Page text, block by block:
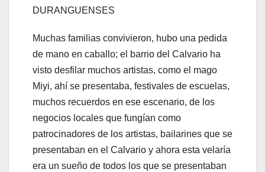
DURANGUENSES
Muchas familias convivieron, hubo una pedida
de mano en caballo; el barrio del Calvario ha
visto desfilar muchos artistas, como el mago
Miyi, ahí se presentaba, festivales de escuelas,
muchos recuerdos en ese escenario, de los
negocios locales que fungían como
patrocinadores de los artistas, bailarines que se
presentaban en el Calvario y ahora esta velaría
era un sueño de todos los que se presentaban